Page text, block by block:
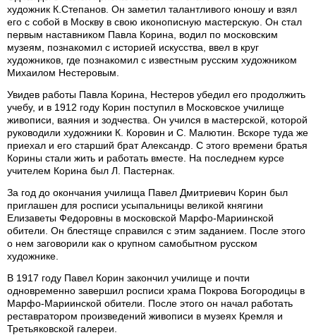
художник К.Степанов. Он заметил талантливого юношу и взял
его с собой в Москву в свою иконописную мастерскую. Он стал
первым наставником Павла Корина, водил по московским
музеям, познакомил с историей искусства, ввел в круг
художников, где познакомил с известным русским художником
Михаилом Нестеровым.
Увидев работы Павла Корина, Нестеров убедил его продолжить
учебу, и в 1912 году Корин поступил в Московское училище
живописи, ваяния и зодчества. Он учился в мастерской, которой
руководили художники К. Коровин и С. Малютин. Вскоре туда же
приехал и его старший брат Александр. С этого времени братья
Корины стали жить и работать вместе. На последнем курсе
учителем Корина был Л. Пастернак.
За год до окончания училища Павел Дмитриевич Корин был
приглашен для росписи усыпальницы великой княгини
Елизаветы Федоровны в московской Марфо-Мариинской
обители. Он блестяще справился с этим заданием. После этого
о нем заговорили как о крупном самобытном русском
художнике.
В 1917 году Павел Корин закончил училище и почти
одновременно завершил росписи храма Покрова Богородицы в
Марфо-Мариинской обители. После этого он начал работать
реставратором произведений живописи в музеях Кремля и
Третьяковской галереи.